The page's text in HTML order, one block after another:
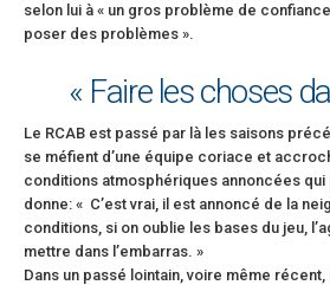
selon lui à « un gros problème de
poser des problèmes ».
« Faire les choses
Le RCAB est passé par là les saisons
se méfient d’une équipe coriace et
conditions atmosphériques annoncées qui
donne: « C’est vrai, il est annoncé de la
conditions, si on oublie les bases du jeu,
mettre dans l’embarras. »
Dans un passé lointain, voire même récent,